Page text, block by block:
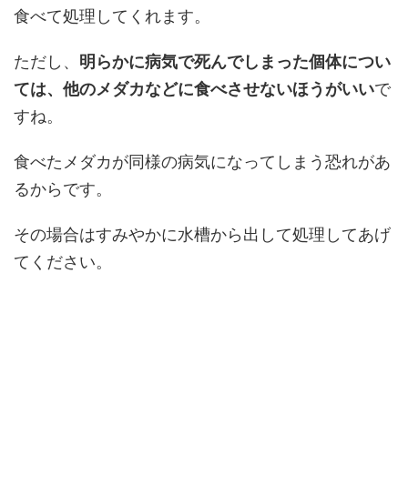
食べて処理してくれます。
ただし、 明らかに病気で死んでしまった個体につい
ては、他のメダカなどに食べさせないほうがいいで
すね。
食べたメダカが同様の病気になってしまう恐れがあ
るからです。
その場合はすみやかに水槽から出して処理してあげ
てください。